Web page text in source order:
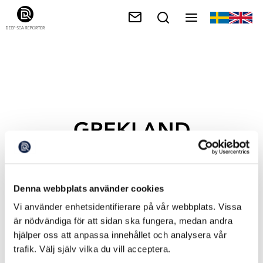
Denna webbplats använder cookies
Vi använder enhetsidentifierare på vår webbplats. Vissa
är nödvändiga för att sidan ska fungera, medan andra
hjälper oss att anpassa innehållet och analysera vår
trafik. Välj själv vilka du vill acceptera.
GREKLAND